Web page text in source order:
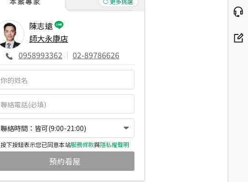
陳志遠
師大永康店
0958993362 | 02-89786626
聯絡時間：皆可(9:00-21:00)
按下按鈕表示您已同意本站服務條款與隱私權聲明
預約看屋